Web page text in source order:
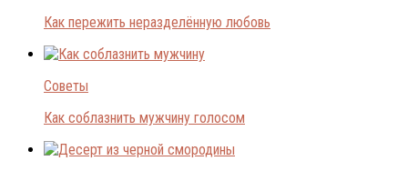
Как пережить неразделённую любовь
Советы
Как соблазнить мужчину голосом